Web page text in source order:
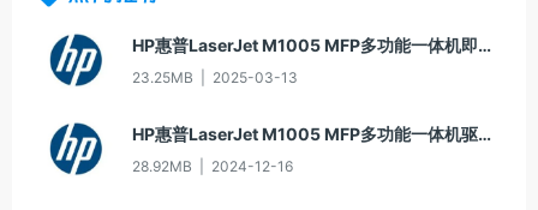
HP惠普LaserJet M1005 MFP多功能一体机即插即用驱动20070326版For Win7
23.25MB 2025-03-13
HP惠普LaserJet M1005 MFP多功能一体机驱动20060913版For Win2000/XP
28.92MB 2024-12-16